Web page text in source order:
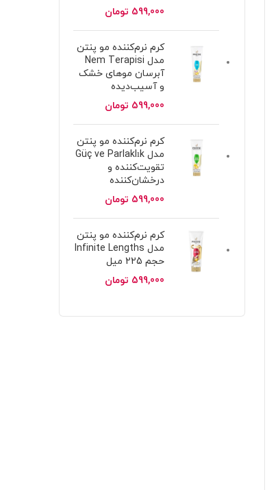
599,000 تومان
کرم نرم‌کننده مو پنتن
مدل Nem Terapisi
آبرسان موهای خشک
و آسیب‌دیده
599,000 تومان
کرم نرم‌کننده مو پنتن
مدل Güç ve Parlaklık
تقویت‌کننده و
درخشان‌کننده
599,000 تومان
کرم نرم‌کننده مو پنتن
مدل Infinite Lengths
حجم 225 میل
599,000 تومان